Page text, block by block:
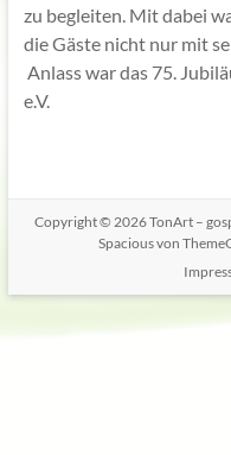
zu begleiten. Mit dabei
die Gäste nicht nur mit
Anlass war das 75.
e.V.
Copyright © 2026TonArt –
Spaciousvon